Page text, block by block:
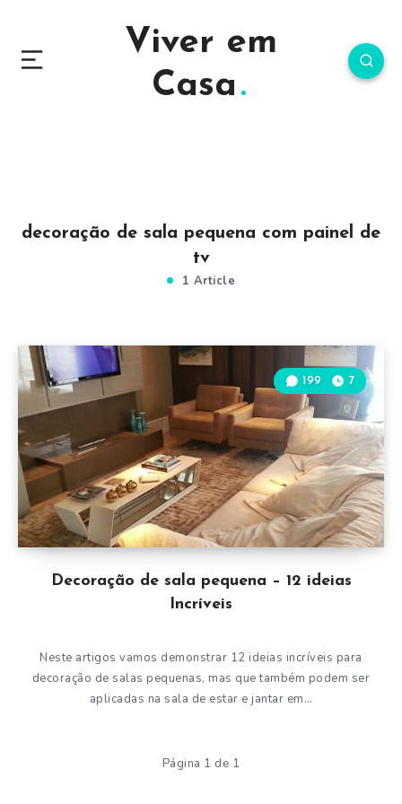
Viver em
Casa
decoração de sala pequena com painel de
tv
1 Article
Decoração de sala pequena – 12 ideias
Incríveis
199 7
Neste artigos vamos demonstrar 12 ideias incríveis para
decoração de salas pequenas, mas que também podem ser
aplicadas na sala de estar e jantar em…
Página 1 de 1